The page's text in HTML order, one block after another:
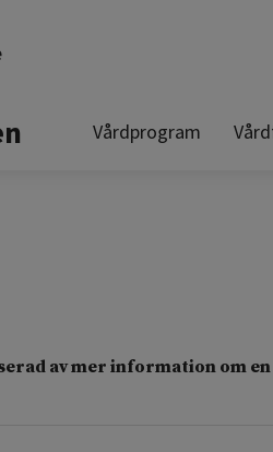
Vårdprogram
av mer information om